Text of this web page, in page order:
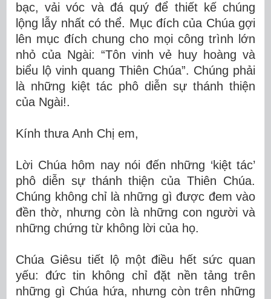
bạc, vải vóc và đá quý để thiết kế chúng
lộng lẫy nhất có thể. Mục đích của Chúa gợi
lên mục đích chung cho mọi công trình lớn
nhỏ của Ngài: “Tôn vinh vẻ huy hoàng và
biểu lộ vinh quang Thiên Chúa”. Chúng phải
là những kiệt tác phô diễn sự thánh thiện
của Ngài!.
Kính thưa Anh Chị em,
Lời Chúa hôm nay nói đến những ‘kiệt tác’
phô diễn sự thánh thiện của Thiên Chúa.
Chúng không chỉ là những gì được đem vào
đền thờ, nhưng còn là những con người và
những chứng từ không lời của họ.
Chúa Giêsu tiết lộ một điều hết sức quan
yếu: đức tin không chỉ đặt nền tảng trên
những gì Chúa hứa, nhưng còn trên những